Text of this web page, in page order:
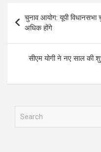
navigation
चुनाव आयोग: यूपी
अधिक होंगे
सीएम योगी ने नए साल की